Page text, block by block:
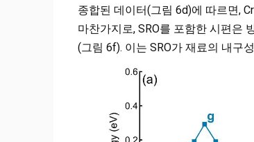
종합된 데이터(그림 6d)에 따르면,
마찬가지로, SRO를 포함한 시편은
(그림 6f). 이는 SRO가 재료의 내구